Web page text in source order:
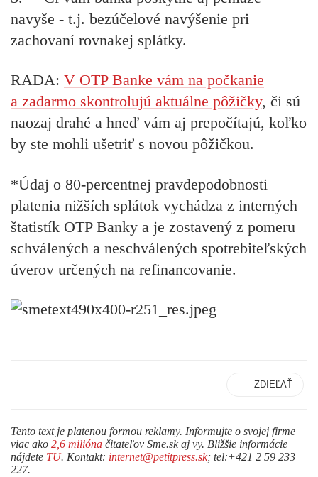
navyše - t.j. bezúčelové navýšenie pri
zachovaní rovnakej splátky.
RADA: V OTP Banke vám na počkanie
a zadarmo skontrolujú aktuálne pôžičky, či sú
naozaj drahé a hneď vám aj prepočítajú, koľko
by ste mohli ušetriť s novou pôžičkou.
*Údaj o 80-percentnej pravdepodobnosti
platenia nižších splátok vychádza z interných
štatistík OTP Banky a je zostavený z pomeru
schválených a neschválených spotrebiteľských
úverov určených na refinancovanie.
ZDIEĽAŤ
Tento text je platenou formou reklamy. Informujte o svojej firme
viac ako 2,6 milióna čitateľov Sme.sk aj vy. Bližšie informácie
nájdete TU. Kontakt: internet@petitpress.sk; tel:+421 2 59 233
227.